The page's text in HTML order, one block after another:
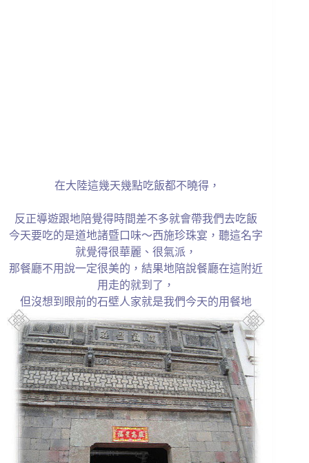
在大陸這幾天幾點吃飯都不曉得，
反正導遊跟地陪覺得時間差不多就會帶我們去吃飯
今天要吃的是道地諸暨口味～西施珍珠宴，聽這名字
就覺得很華麗、很氣派，
那餐廳不用說一定很美的，結果地陪說餐廳在這附近
用走的就到了，
但沒想到眼前的石壁人家就是我們今天的用餐地